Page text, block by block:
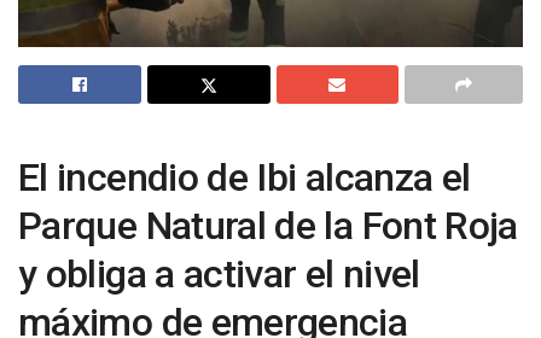
El incendio de Ibi alcanza el
Parque Natural de la Font Roja
y obliga a activar el nivel
máximo de emergencia